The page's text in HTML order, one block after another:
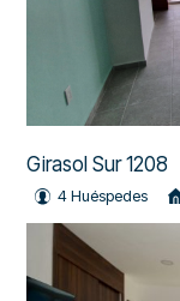
Girasol Sur 1208
4 Huéspedes